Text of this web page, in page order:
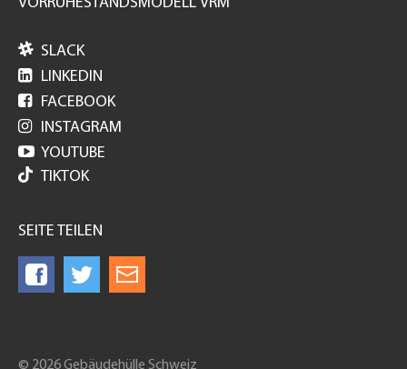
 SLACK
 LINKEDIN
 FACEBOOK
 INSTAGRAM
 YOUTUBE
TIKTOK
SEITE TEILEN
© 2026 Gebäudehülle Schweiz